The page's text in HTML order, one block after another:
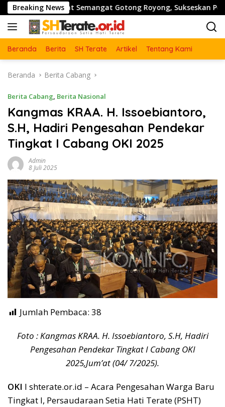
Langsung
ke
konten
Breaking News
Semangat Gotong Royong, Sukseskan Pengecoran
Beranda Berita SH Terate Artikel Tentang Kami
Beranda Berita Cabang
Berita Cabang, Berita Nasional
Kangmas KRAA. H. Issoebiantoro,
S.H, Hadiri Pengesahan Pendekar
Tingkat I Cabang OKI 2025
Admin
8 Juli 2025
Jumlah Pembaca: 38
Foto : Kangmas KRAA. H. Issoebiantoro, S.H, Hadiri
Pengesahan Pendekar Tingkat I Cabang OKI
2025,Jum’at (04/ 7/2025).
OKI I shterate.or.id – Acara Pengesahan Warga Baru
Tingkat I, Persaudaraan Setia Hati Terate (PSHT)